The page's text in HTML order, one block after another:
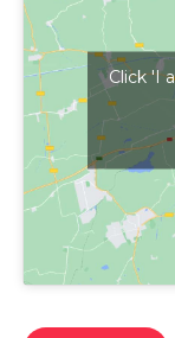
Kattints
Click 'I